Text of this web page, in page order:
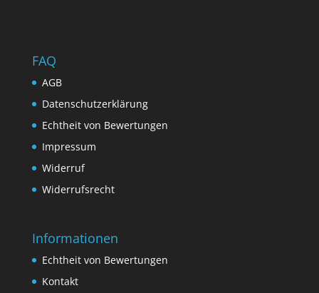
FAQ
AGB
Datenschutzerklärung
Echtheit von Bewertungen
Impressum
Widerruf
Widerrufsrecht
Informationen
Echtheit von Bewertungen
Kontakt